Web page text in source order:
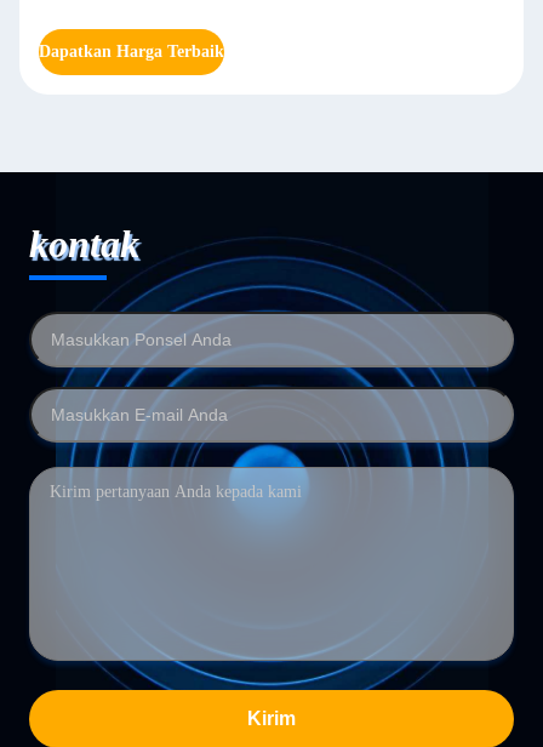
Dapatkan Harga Terbaik
kontak
Kirim